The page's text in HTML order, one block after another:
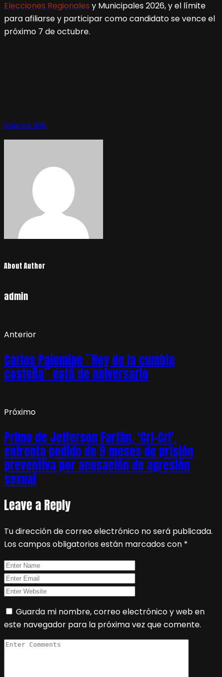
Elecciones Regionales y Municipales 2026, y el límite
para afiliarse y participar como candidato se vence el
próximo 7 de octubre.
Source link
About Author
admin
Anterior
Carlos Palomino ¨Rey de la cumbia
costeña¨ está de aniversario
Próximo
Primo de Jefferson Farfán, ‘Cri-Cri’,
enfrenta pedido de 9 meses de prisión
preventiva por acusación de agresión
sexual
Leave a Reply
Tu dirección de correo electrónico no será publicada.
Los campos obligatorios están marcados con *
Guarda mi nombre, correo electrónico y web en
este navegador para la próxima vez que comente.